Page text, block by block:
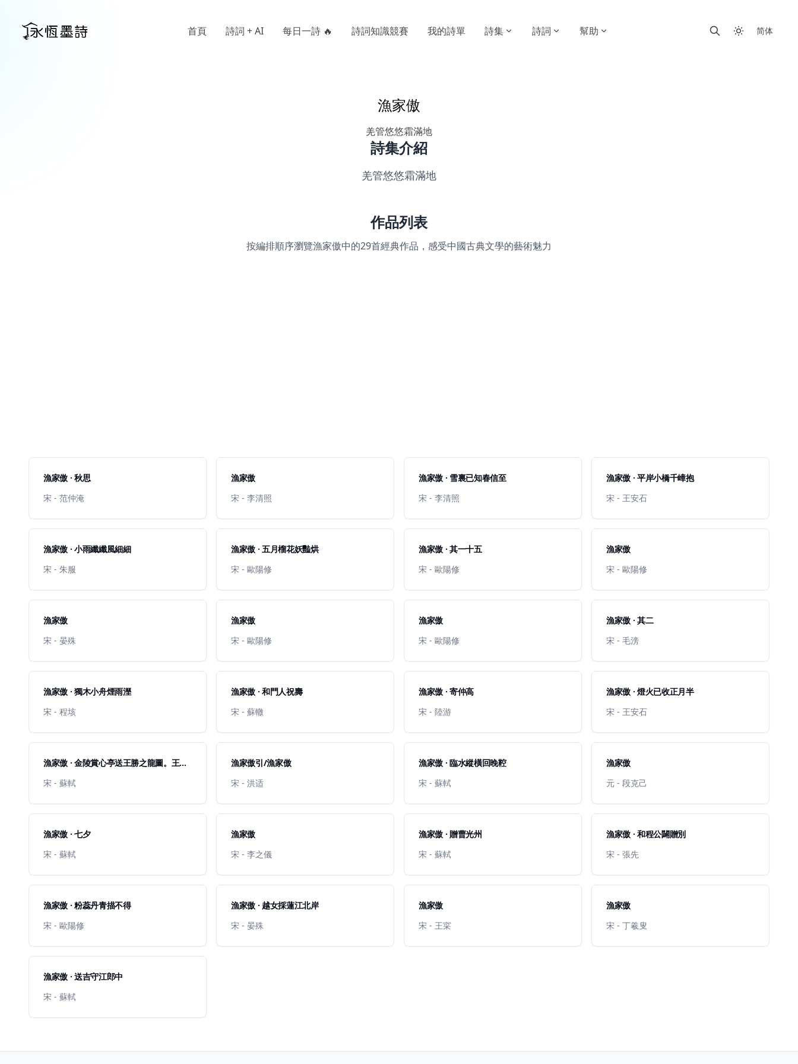
首頁 詩詞 + AI 每日一詩 🔥 詩詞知識競賽 我的詩單 詩集 詩詞 幫助 简体
漁家傲
羌管悠悠霜滿地
詩集介紹
羌管悠悠霜滿地
作品列表
按編排順序瀏覽漁家傲中的29首經典作品，感受中國古典文學的藝術魅力
漁家傲 · 秋思
宋 - 范仲淹
漁家傲
宋 - 李清照
漁家傲 · 雪裏已知春信至
宋 - 李清照
漁家傲 · 平岸小橋千嶂抱
宋 - 王安石
漁家傲 · 小雨纖纖風細細
宋 - 朱服
漁家傲 · 五月榴花妖豔烘
宋 - 歐陽修
漁家傲 · 其一十五
宋 - 歐陽修
漁家傲
宋 - 歐陽修
漁家傲
宋 - 晏殊
漁家傲
宋 - 歐陽修
漁家傲
宋 - 歐陽修
漁家傲 · 其二
宋 - 毛滂
漁家傲 · 獨木小舟煙雨溼
宋 - 程垓
漁家傲 · 和門人祝壽
宋 - 蘇轍
漁家傲 · 寄仲高
宋 - 陸游
漁家傲 · 燈火已收正月半
宋 - 王安石
漁家傲 · 金陵賞心亭送王勝之龍圖。王守
宋 - 蘇軾
漁家傲引/漁家傲
宋 - 洪适
漁家傲 · 臨水縱橫回晚鞚
宋 - 蘇軾
漁家傲
元 - 段克己
漁家傲 · 七夕
宋 - 蘇軾
漁家傲
宋 - 李之儀
漁家傲 · 贈曹光州
宋 - 蘇軾
漁家傲 · 和程公闢贈別
宋 - 張先
漁家傲 · 粉蕊丹青描不得
宋 - 歐陽修
漁家傲 · 越女採蓮江北岸
宋 - 晏殊
漁家傲
宋 - 王寀
漁家傲
宋 - 丁羲叟
漁家傲 · 送吉守江郎中
宋 - 蘇軾